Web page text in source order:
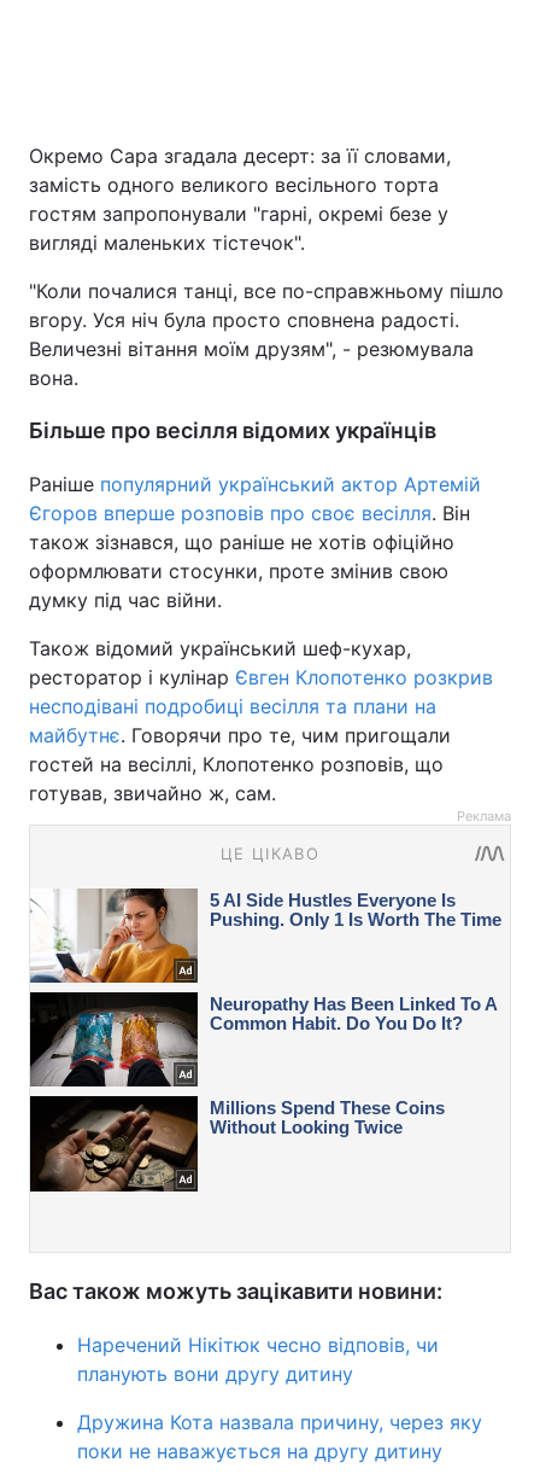
Окремо Сара згадала десерт: за її словами,
замість одного великого весільного торта
гостям запропонували "гарні, окремі безе у
вигляді маленьких тістечок".
"Коли почалися танці, все по-справжньому пішло
вгору. Уся ніч була просто сповнена радості.
Величезні вітання моїм друзям", - резюмувала
вона.
Більше про весілля відомих українців
Раніше популярний український актор Артемій
Єгоров вперше розповів про своє весілля. Він
також зізнався, що раніше не хотів офіційно
оформлювати стосунки, проте змінив свою
думку під час війни.
Також відомий український шеф-кухар,
ресторатор і кулінар Євген Клопотенко розкрив
несподівані подробиці весілля та плани на
майбутнє. Говорячи про те, чим пригощали
гостей на весіллі, Клопотенко розповів, що
готував, звичайно ж, сам.
Реклама
Вас також можуть зацікавити новини:
Наречений Нікітюк чесно відповів, чи
планують вони другу дитину
Дружина Кота назвала причину, через яку
поки не наважується на другу дитину